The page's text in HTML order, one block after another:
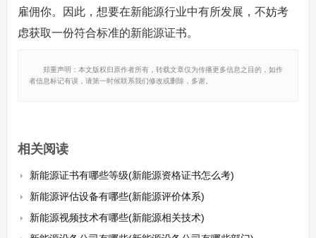
雇佣你。因此，想要在新能源行业中有所发展，不妨考
虑获取一份符合标准的新能源证书。
郑重声明：本文版权归原作者所有，转载文章仅为传播更多信息之目的，如作
者信息标记有误，请第一时候联系我们修改或删除，多谢。
相关阅读
新能源证书有哪些等级(新能源资格证书怎么考)
新能源评估设备有哪些(新能源评价体系)
新能源视频技术有哪些(新能源相关技术)